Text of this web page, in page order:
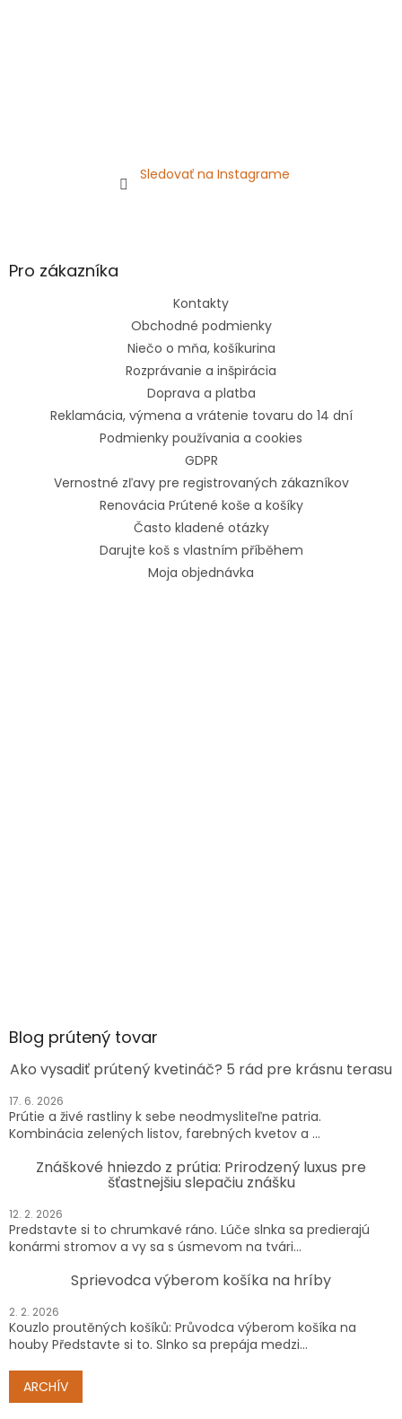
Sledovať na Instagrame
Pro zákazníka
Kontakty
Obchodné podmienky
Niečo o mňa, košíkurina
Rozprávanie a inšpirácia
Doprava a platba
Reklamácia, výmena a vrátenie tovaru do 14 dní
Podmienky používania a cookies
GDPR
Vernostné zľavy pre registrovaných zákazníkov
Renovácia Prútené koše a košíky
Často kladené otázky
Darujte koš s vlastním příběhem
Moja objednávka
Blog prútený tovar
Ako vysadiť prútený kvetináč? 5 rád pre krásnu terasu
17. 6. 2026
Prútie a živé rastliny k sebe neodmysliteľne patria.
Kombinácia zelených listov, farebných kvetov a ...
Znáškové hniezdo z prútia: Prirodzený luxus pre
šťastnejšiu slepačiu znášku
12. 2. 2026
Predstavte si to chrumkavé ráno. Lúče slnka sa predierajú
konármi stromov a vy sa s úsmevom na tvári...
Sprievodca výberom košíka na hríby
2. 2. 2026
Kouzlo proutěných košíků: Průvodca výberom košíka na
houby Představte si to. Slnko sa prepája medzi...
ARCHÍV